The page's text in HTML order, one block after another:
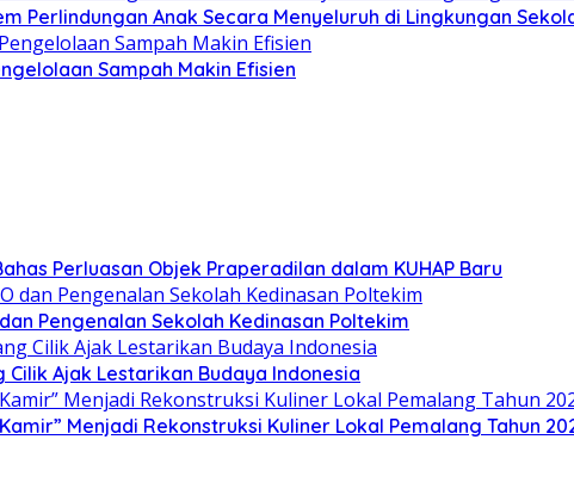
Perlindungan Anak Secara Menyeluruh di Lingkungan
Sampah Makin Efisien
Perluasan Objek Praperadilan dalam KUHAP Baru
Pengenalan Sekolah Kedinasan Poltekim
Ajak Lestarikan Budaya Indonesia
Menjadi Rekonstruksi Kuliner Lokal Pemalang Tahun